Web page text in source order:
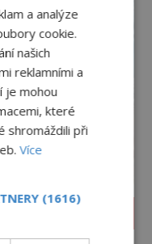
a analýze
cookie.
našich
reklamními a
je mohou
které
shromáždili při
Více
(1616)